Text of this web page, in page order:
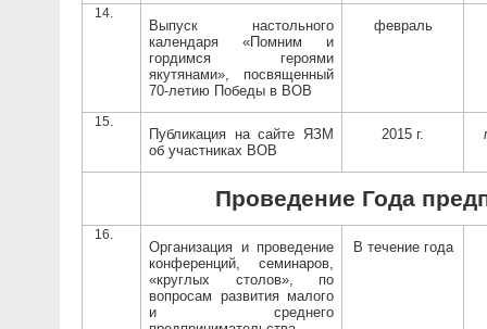
Выпуск настольного
календаря «Помним и
гордимся героями
якутянами», посвященный
70-летию Победы в ВОВ
февраль
Публикация на сайте ЯЗМ
об участниках ВОВ
2015 г.
Проведение Года
Организация и проведение
конференций, семинаров,
«круглых столов», по
вопросам развития малого
и среднего
В течение года